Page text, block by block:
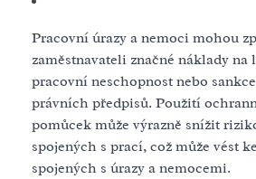
Pracovní úrazy a nemoci mohou
zaměstnavateli značné náklady na
pracovní neschopnost nebo
právních předpisů. Použití
pomůcek může výrazně snížit
spojených s prací, což může vést
spojených s úrazy a nemocemi.